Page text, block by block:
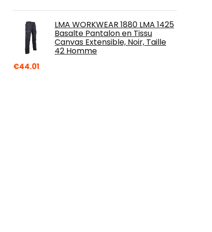
LMA WORKWEAR 1880 LMA 1425
Basalte Pantalon en Tissu
Canvas Extensible, Noir, Taille
42 Homme
€44.01